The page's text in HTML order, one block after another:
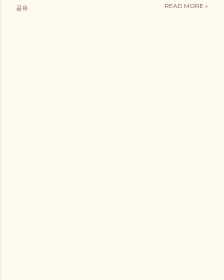
침대에 누워도 잠이 오지 않거나, 자더라도 자주 깨서 아침에
공유 READ MORE »